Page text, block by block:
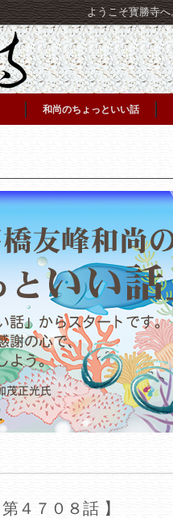
ようこそ寳勝寺
和尚のちょっといい話
４７０８話 】